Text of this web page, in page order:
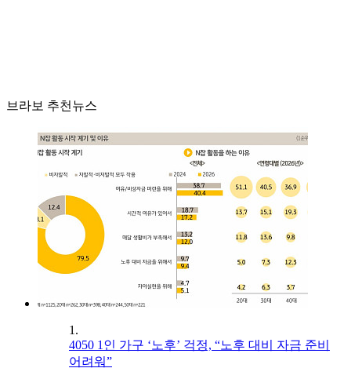
브라보 추천뉴스
1.
4050 1인 가구 ‘노후’ 걱정, “노후 대비 자금 준비
어려워”